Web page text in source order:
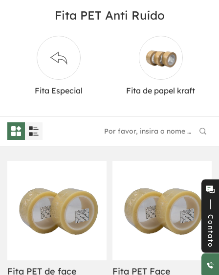
Fita PET Anti Ruído
Fita Especial Fita de papel kraft
Fita PET de face
Fita PET Face
Contato